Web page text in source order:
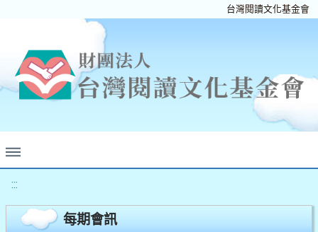
台灣閱讀文化基金會
:::
每期會訊